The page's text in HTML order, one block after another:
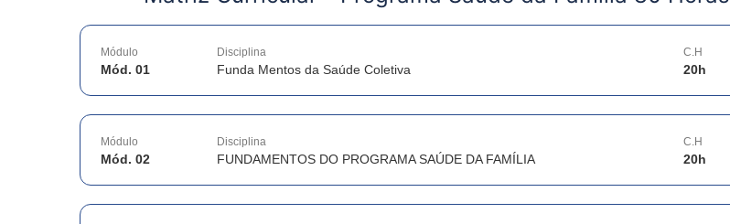
Módulo
Mód. 01
Disciplina
Funda Mentos da Saúde Coletiva
C.H
20h
Módulo
Mód. 02
Disciplina
FUNDAMENTOS DO PROGRAMA SAÚDE DA FAMÍLIA
C.H
20h